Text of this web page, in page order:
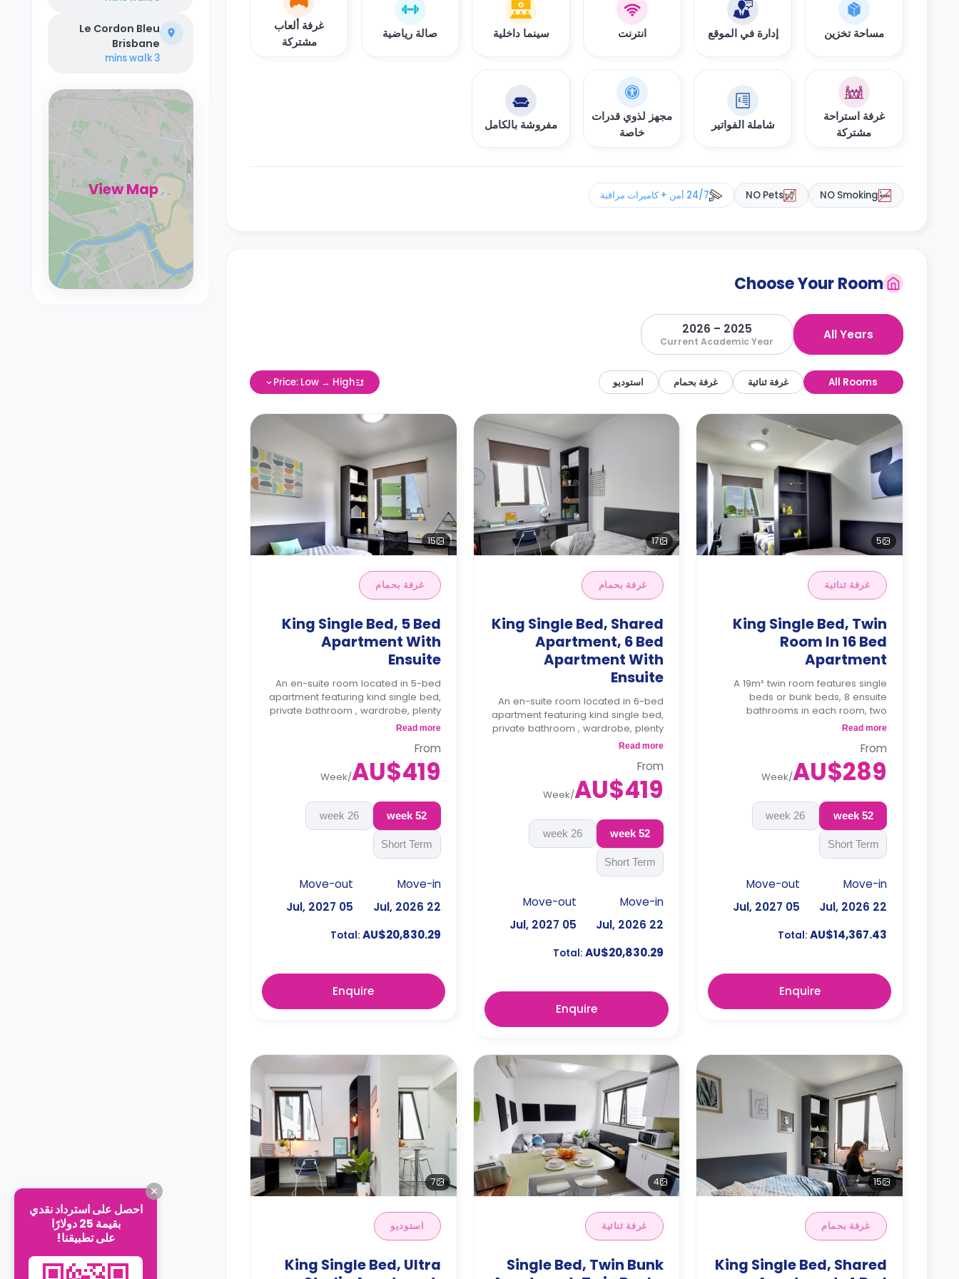
مساحة تخزين إدارة في الموقع انترنت سينما داخلية صالة رياضية
غرفة ألعاب
مشتركة
غرفة استراحة
مشتركة
شاملة الفواتير
مجهز لذوي قدرات
خاصة
مفروشة بالكامل
NO Smoking
NO Pets 24/7 أمن + كاميرات مراقبة
Choose Your Room
All Years
2025 – 2026
Current Academic Year
All Rooms غرفة ثنائية غرفة بحمام استوديو Price: Low → High
5
غرفة ثنائية
King Single Bed, Twin
Room In 16 Bed
Apartment
A 19m² twin room features single
beds or bunk beds, 8 ensuite
bathrooms in each room, two
wardrobes, two study desks, air
comes with unlimited Wi-Fi, LCD TV,
air conditioning
4 weeks bond goes as deposit
Read more
From
AU$289
/
Week
52 week
26 week
Short Term
Move-in
22 Jul, 2026
Move-out
05 Jul, 2027
Total: AU$14,367.43
Enquire
17
غرفة بحمام
King Single Bed, Shared
Apartment, 6 Bed
Apartment With
Ensuite
An en-suite room located in 6-bed
apartment featuring kind single bed,
private bathroom , wardrobe, plenty
of storage, shared living room and
4 weeks bond goes as deposit
after the booking.
Read more
From
AU$419
/
Week
52 week
26 week
Short Term
Move-in
22 Jul, 2026
Move-out
05 Jul, 2027
Total: AU$20,830.29
Enquire
15
غرفة بحمام
King Single Bed, 5 Bed
Apartment With
Ensuite
An en-suite room located in 5-bed
apartment featuring kind single bed,
private bathroom , wardrobe, plenty
of storage and shared living room
4 weeks bond goes as deposit
after the booking.
Read more
From
AU$419
/
Week
52 week
26 week
Short Term
Move-in
22 Jul, 2026
Move-out
05 Jul, 2027
Total: AU$20,830.29
Enquire
15
غرفة بحمام
King Single Bed, Shared
4
غرفة ثنائية
Single Bed, Twin Bunk
7
استوديو
King Single Bed, Ultra
Le Cordon Bleu
Brisbane
3 mins
walk
View Map
احصل على استرداد نقدي
بقيمة 25 دولارًا
على تطبيقنا!